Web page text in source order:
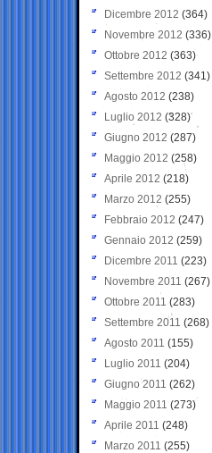
Dicembre 2012 (364)
Novembre 2012 (336)
Ottobre 2012 (363)
Settembre 2012 (341)
Agosto 2012 (238)
Luglio 2012 (328)
Giugno 2012 (287)
Maggio 2012 (258)
Aprile 2012 (218)
Marzo 2012 (255)
Febbraio 2012 (247)
Gennaio 2012 (259)
Dicembre 2011 (223)
Novembre 2011 (267)
Ottobre 2011 (283)
Settembre 2011 (268)
Agosto 2011 (155)
Luglio 2011 (204)
Giugno 2011 (262)
Maggio 2011 (273)
Aprile 2011 (248)
Marzo 2011 (255)